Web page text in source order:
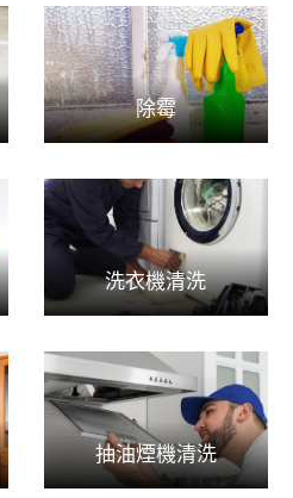
除霉
洗衣機清洗
抽油煙機清洗